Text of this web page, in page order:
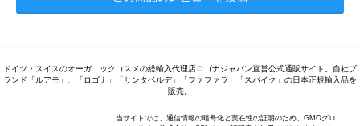
ドイツ・スイスのオーガニックコスメの総輸入代理店ロゴナジャパン直営公式通販サイト。自社ブ
ランド「ルアモ」、「ロゴナ」「サンタベルデ」「ファファラ」「スパイク」の日本正規輸入品を
販売。
当サイトでは、通信情報の暗号化と実在性の証明のため、GMOグロ